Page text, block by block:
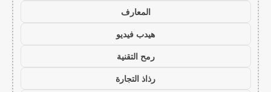
المعارف
هيدب فيديو
رمح التقنية
رذاذ التجارة